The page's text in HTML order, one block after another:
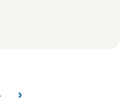
University
›